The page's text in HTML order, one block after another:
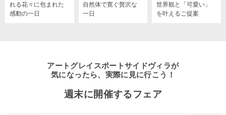
れる花々に包まれた
感動の一日
自然体で寛ぐ贅沢な
一日
世界観と「可愛い」
を叶えるご提案
アートグレイスポートサイドヴィラが
気になったら、実際に見に行こう！
週末に開催するフェア